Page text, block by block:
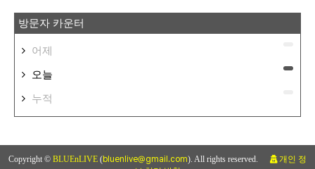
방문자 카운터
어제
오늘
누적
Copyright © BLUEnLIVE (bluenlive@gmail.com). All rights reserved.
개인 정